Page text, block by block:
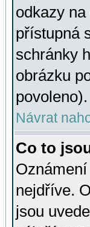
odkazy
přístupná
schránky
obrázku
povoleno).
Návrat
Co to
nejdříve.
jsou